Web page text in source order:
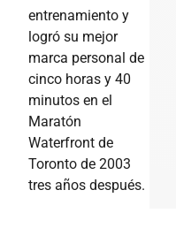
entrenamiento y
logró su mejor
marca personal de
cinco horas y 40
minutos en el
Maratón
Waterfront de
Toronto de 2003
tres años después.